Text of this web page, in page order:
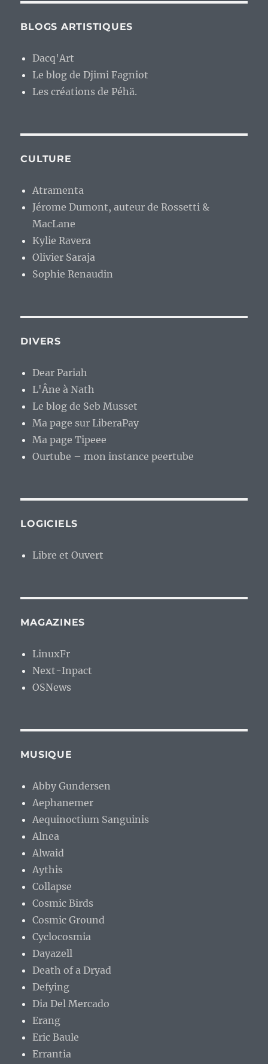
BLOGS ARTISTIQUES
Dacq'Art
Le blog de Djimi Fagniot
Les créations de Péhä.
CULTURE
Atramenta
Jérome Dumont, auteur de Rossetti &
MacLane
Kylie Ravera
Olivier Saraja
Sophie Renaudin
DIVERS
Dear Pariah
L'Âne à Nath
Le blog de Seb Musset
Ma page sur LiberaPay
Ma page Tipeee
Ourtube – mon instance peertube
LOGICIELS
Libre et Ouvert
MAGAZINES
LinuxFr
Next-Inpact
OSNews
MUSIQUE
Abby Gundersen
Aephanemer
Aequinoctium Sanguinis
Alnea
Alwaid
Aythis
Collapse
Cosmic Birds
Cosmic Ground
Cyclocosmia
Dayazell
Death of a Dryad
Defying
Dia Del Mercado
Erang
Eric Baule
Errantia